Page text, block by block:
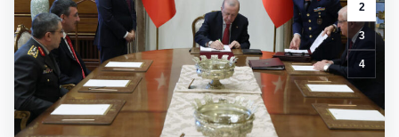
2
3
4
Yatırım
Araçlarının
Haftalık
Performans